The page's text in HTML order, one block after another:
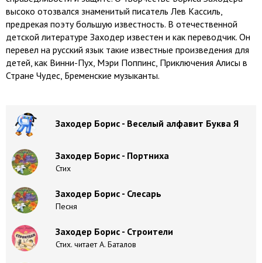
высоко отозвался знаменитый писатель Лев Кассиль,
предрекая поэту большую известность. В отечественной
детской литературе Заходер известен и как переводчик. Он
перевел на русский язык такие известные произведения для
детей, как Винни-Пух, Мэри Поппинс, Приключения Алисы в
Стране Чудес, Бременские музыканты.
Заходер Борис - Веселый алфавит Буква Я
Заходер Борис - Портниха
Стих
Заходер Борис - Слесарь
Песня
Заходер Борис - Строители
Стих. читает А. Баталов